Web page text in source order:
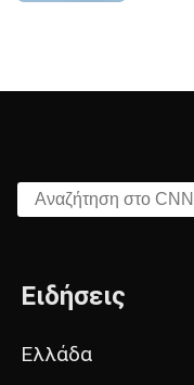
Αναζήτηση στο CNN.gr
Ειδήσεις
Ελλάδα